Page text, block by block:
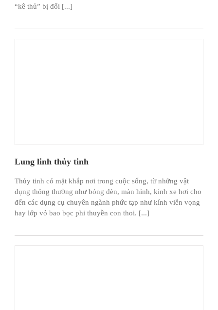
“kê thủ” bị đối [...]
Lung linh thủy tinh
Thủy tinh có mặt khắp nơi trong cuộc sống, từ những vật
dụng thông thường như bóng đèn, màn hình, kính xe hơi cho
đến các dụng cụ chuyên ngành phức tạp như kính viễn vọng
hay lớp vỏ bao bọc phi thuyền con thoi. [...]